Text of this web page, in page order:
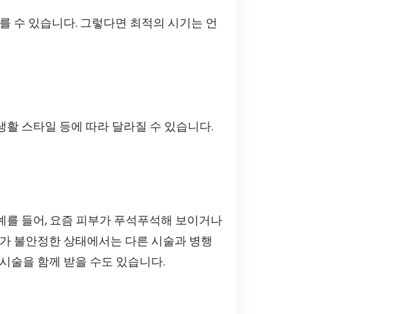
수 있습니다. 그렇다면 최적의 시기는 언
스타일 등에 따라 달라질 수 있습니다.
들어, 요즘 피부가 푸석푸석해 보이거나
불안정한 상태에서는 다른 시술과 병행
술을 함께 받을 수도 있습니다.